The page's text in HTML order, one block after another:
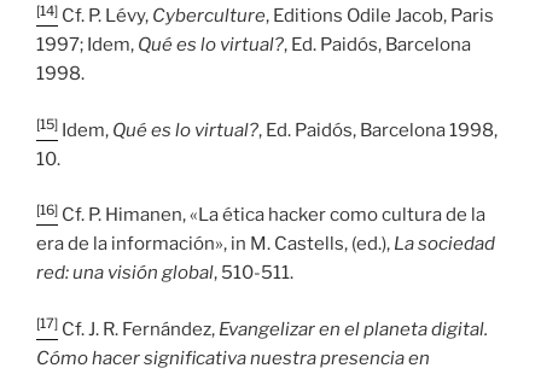
[14] Cf. P. Lévy, Cyberculture, Editions Odile Jacob, Paris
1997; Idem, Qué es lo virtual?, Ed. Paidós, Barcelona
1998.
[15] Idem, Qué es lo virtual?, Ed. Paidós, Barcelona 1998,
10.
[16] Cf. P. Himanen, «La ética hacker como cultura de la
era de la información», in M. Castells, (ed.), La sociedad
red: una visión global, 510-511.
[17] Cf. J. R. Fernández, Evangelizar en el planeta digital.
Cómo hacer significativa nuestra presencia en